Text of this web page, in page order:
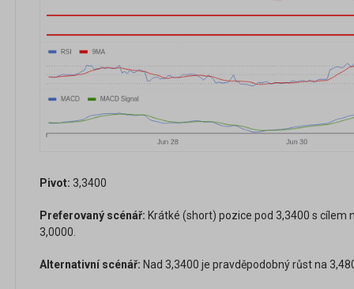
Pivot: 3,3400
Preferovaný scénář: Krátké (short) pozice pod 3,3400 s cílem
3,0000.
Alternativní scénář: Nad 3,3400 je pravděpodobný růst na